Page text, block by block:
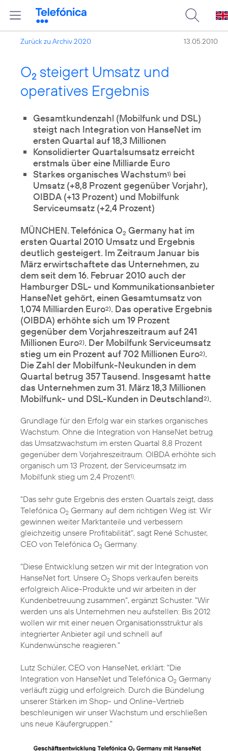
Zurück zu Archiv 2020 13.05.2010
O2 steigert Umsatz und
operatives Ergebnis
Gesamtkundenzahl (Mobilfunk und DSL)
steigt nach Integration von HanseNet im
ersten Quartal auf 18,3 Millionen
Konsolidierter Quartalsumsatz erreicht
erstmals über eine Milliarde Euro
Starkes organisches Wachstum1) bei
Umsatz (+8,8 Prozent gegenüber Vorjahr),
OIBDA (+13 Prozent) und Mobilfunk
Serviceumsatz (+2,4 Prozent)
MÜNCHEN. Telefónica O2 Germany hat im
ersten Quartal 2010 Umsatz und Ergebnis
deutlich gesteigert. Im Zeitraum Januar bis
März erwirtschaftete das Unternehmen, zu
dem seit dem 16. Februar 2010 auch der
Hamburger DSL- und Kommunikationsanbieter
HanseNet gehört, einen Gesamtumsatz von
1,074 Milliarden Euro2). Das operative Ergebnis
(OIBDA) erhöhte sich um 19 Prozent
gegenüber dem Vorjahreszeitraum auf 241
Millionen Euro2). Der Mobilfunk Serviceumsatz
stieg um ein Prozent auf 702 Millionen Euro2).
Die Zahl der Mobilfunk-Neukunden in dem
Quartal betrug 357 Tausend. Insgesamt hatte
das Unternehmen zum 31. März 18,3 Millionen
Mobilfunk- und DSL-Kunden in Deutschland2).
Grundlage für den Erfolg war ein starkes organisches
Wachstum. Ohne die Integration von HanseNet betrug
das Umsatzwachstum im ersten Quartal 8,8 Prozent
gegenüber dem Vorjahreszeitraum. OIBDA erhöhte sich
organisch um 13 Prozent, der Serviceumsatz im
Mobilfunk stieg um 2,4 Prozent1).
"Das sehr gute Ergebnis des ersten Quartals zeigt, dass
Telefónica O2 Germany auf dem richtigen Weg ist: Wir
gewinnen weiter Marktanteile und verbessern
gleichzeitig unsere Profitabilität", sagt René Schuster,
CEO von Telefónica O2 Germany.
"Diese Entwicklung setzen wir mit der Integration von
HanseNet fort. Unsere O2 Shops verkaufen bereits
erfolgreich Alice-Produkte und wir arbeiten in der
Kundenbetreuung zusammen", ergänzt Schuster. "Wir
werden uns als Unternehmen neu aufstellen: Bis 2012
wollen wir mit einer neuen Organisationsstruktur als
integrierter Anbieter agil und schnell auf
Kundenwünsche reagieren."
Lutz Schüler, CEO von HanseNet, erklärt: "Die
Integration von HanseNet und Telefónica O2 Germany
verläuft zügig und erfolgreich. Durch die Bündelung
unserer Stärken im Shop- und Online-Vertrieb
beschleunigen wir unser Wachstum und erschließen
uns neue Käufergruppen."